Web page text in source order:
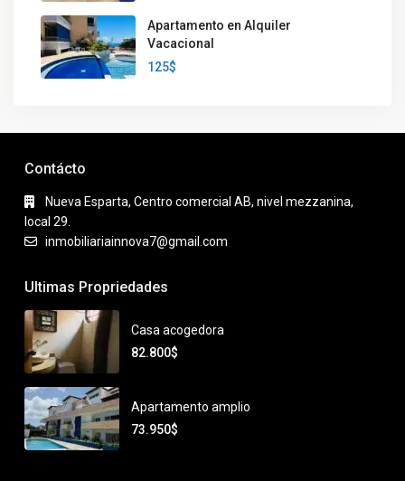
Apartamento en Alquiler
Vacacional
125$
Contácto
Nueva Esparta, Centro comercial AB, nivel mezzanina,
local 29.
inmobiliariainnova7@gmail.com
Ultimas Propriedades
Casa acogedora
82.800$
Apartamento amplio
73.950$